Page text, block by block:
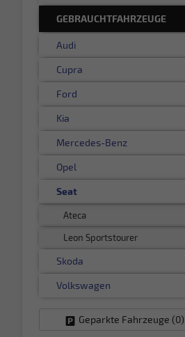
GEBRAUCHTFAHRZEUGE
Audi
Cupra
Ford
Kia
Mercedes-Benz
Opel
Seat
Ateca
Leon Sportstourer
Skoda
Volkswagen
Geparkte Fahrzeuge (0)